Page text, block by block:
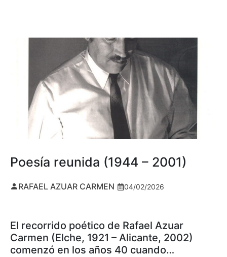
Poesía reunida (1944 – 2001)
RAFAEL AZUAR CARMEN 04/02/2026
El recorrido poético de Rafael Azuar
Carmen (Elche, 1921 – Alicante, 2002)
comenzó en los años 40 cuando…